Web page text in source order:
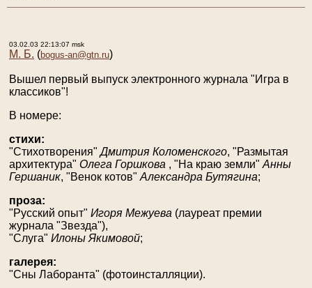
03.02.03 22:13:07 msk
М. Б. (bogus-an@gtn.ru)
Вышел первый выпуск электронного журнала "Игра в
классиков"!
В номере:
стихи:
"Стихотворения"Дмитрия Коломенского, "Размытая
архитектура" Олега Горшкова , "На краю земли" Анны
Гершаник, "Венок котов" Александра Бутягина;
проза:
"Русский опыт" Игоря Межуева (лауреат премии
журнала "Звезда"),
"Слуга" Илоны Якимовой;
галерея:
"Сны Лаборанта" (фотоинсталляции).